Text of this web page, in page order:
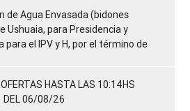
de Agua Envasada (bidones
Ushuaia, para Presidencia y
para el IPV y H, por el término de
HASTA LAS 10:14HS
DEL 06/08/26